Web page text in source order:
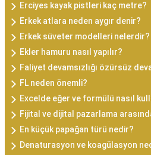
Erciyes kayak pistleri kaç metre?
Erkek atlara neden aygır denir?
Erkek süveter modelleri nelerdir?
Ekler hamuru nasıl yapılır?
Faliyet devamsızlığı özürsüz
FL neden önemli?
Excelde eğer ve formülü nasıl
Fijital ve dijital pazarlama
En küçük papağan türü nedir?
Denaturasyon ve koagülasyon